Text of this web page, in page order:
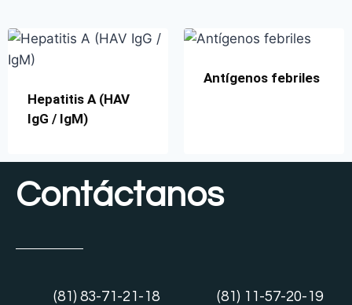
Hepatitis A (HAV
IgG / IgM)
Antígenos febriles
Contáctanos
(81) 83-71-21-18
(81) 11-57-20-19